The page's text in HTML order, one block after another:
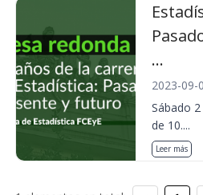
...
2023-09-
Sábado
de 10....
Leer más